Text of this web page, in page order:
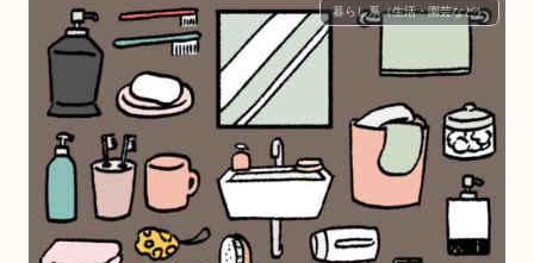
暮らし系（生活・園芸など）